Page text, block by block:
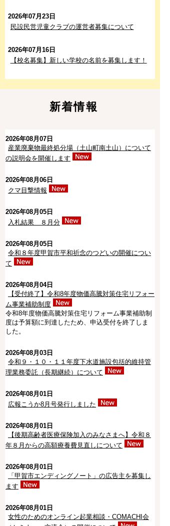
2026年07月23日
民設民営児童クラブの運営者募集について
2026年07月16日
【校名募集】新しい学校の名前を募集します！
新着情報
2026年08月07日
産業廃棄物最終処分場（土山町南土山）について
の説明会を開催します
2026年08月06日
クマ目撃情報
2026年08月05日
入札結果 ８月分
2026年08月05日
令和８年度甲賀市平和祈念のつどいの開催につい
て
2026年08月04日
【受付終了】令和8年度物価高騰対策住宅リフォー
ム事業補助制度
令和8年度物価高騰対策住宅リフォーム事業補助制
度は予算額に到達したため、申込受付を終了しま
した。
2026年08月03日
令和９・１０・１１年度下水道施設包括的維持管
理業務委託（⻑期継続）について
2026年08月01日
広報こうか8月号発行しました
2026年08月01日
【後期高齢者医療保険加入のみなさまへ】令和８
年８月からの高額療養費見直しについて
2026年08月01日
「甲賀市エンディングノート」の広告主を募集し
ます
2026年08月01日
女性のためのオンライン起業相談・COMACHI会